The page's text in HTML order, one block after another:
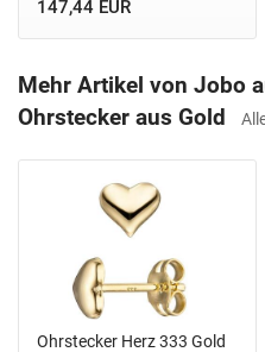
147,44 EUR
Mehr Artikel von Jobo
Ohrstecker aus Gold
Ohrstecker Herz 333 Gold